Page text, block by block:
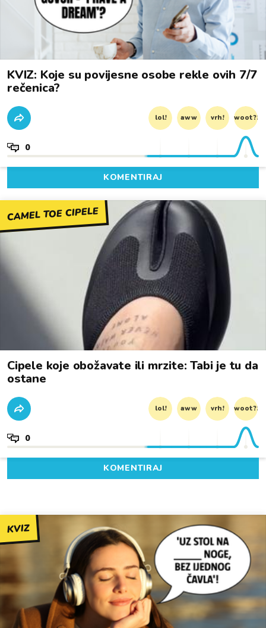
KVIZ: Koje su povijesne osobe rekle ovih 7/7
rečenica?
lol! aww vrh! woot?!
0
KOMENTIRAJ
CAMEL TOE CIPELE
Cipele koje obožavate ili mrzite: Tabi je tu da
ostane
lol! aww vrh! woot?!
0
KOMENTIRAJ
KVIZ